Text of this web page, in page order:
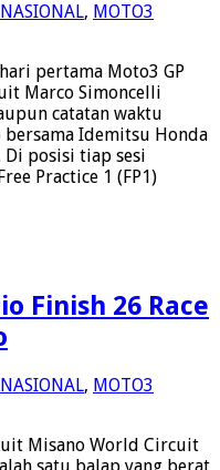
, MOTO3
pertama Moto3 GP
Marco Simoncelli
catatan waktu
Idemitsu Honda
Di posisi tiap sesi
Practice 1 (FP1)
Finish 26 Race
, MOTO3
Misano World Circuit